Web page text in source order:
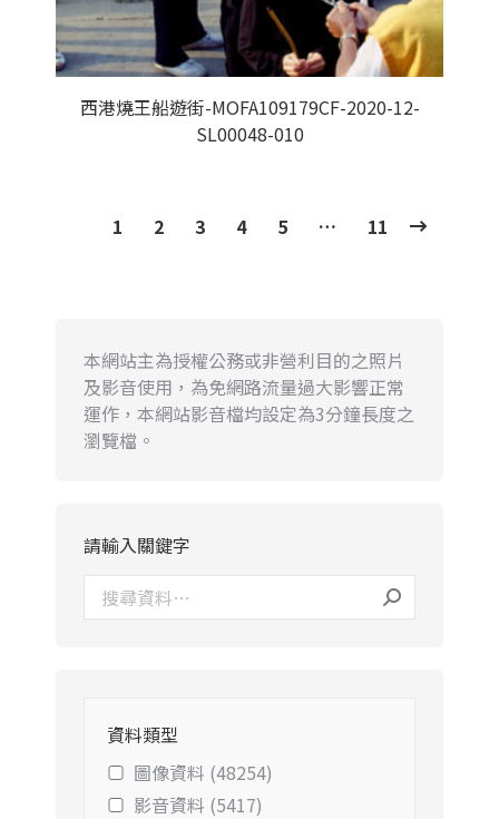
西港燒王船遊街-MOFA109179CF-2020-12-
SL00048-010
1 2 3 4 5 … 11
本網站主為授權公務或非營利目的之照片
及影音使用，為免網路流量過大影響正常
運作，本網站影音檔均設定為3分鐘長度之
瀏覽檔。
請輸入關鍵字
資料類型
圖像資料 (48254)
影音資料 (5417)